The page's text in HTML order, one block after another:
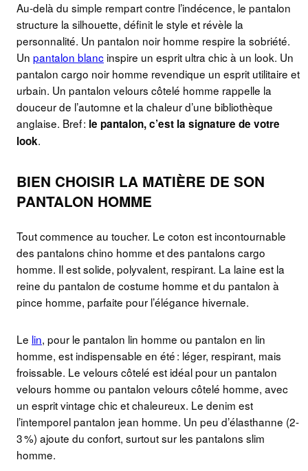
Au-delà du simple rempart contre l’indécence, le pantalon
structure la silhouette, définit le style et révèle la
personnalité. Un pantalon noir homme respire la sobriété.
Un pantalon blanc inspire un esprit ultra chic à un look. Un
pantalon cargo noir homme revendique un esprit utilitaire et
urbain. Un pantalon velours côtelé homme rappelle la
douceur de l’automne et la chaleur d’une bibliothèque
anglaise. Bref : le pantalon, c’est la signature de votre
look.
BIEN CHOISIR LA MATIÈRE DE SON
PANTALON HOMME
Tout commence au toucher. Le coton est incontournable
des pantalons chino homme et des pantalons cargo
homme. Il est solide, polyvalent, respirant. La laine est la
reine du pantalon de costume homme et du pantalon à
pince homme, parfaite pour l’élégance hivernale.
Le lin, pour le pantalon lin homme ou pantalon en lin
homme, est indispensable en été : léger, respirant, mais
froissable. Le velours côtelé est idéal pour un pantalon
velours homme ou pantalon velours côtelé homme, avec
un esprit vintage chic et chaleureux. Le denim est
l’intemporel pantalon jean homme. Un peu d’élasthanne (2-
3 %) ajoute du confort, surtout sur les pantalons slim
homme.